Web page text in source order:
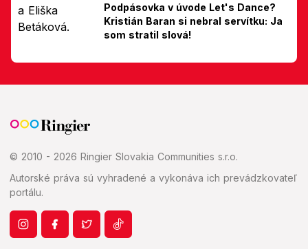
Podpásovka v úvode Let's Dance?
Kristián Baran si nebral servítku: Ja
som stratil slová!
© 2010 - 2026 Ringier Slovakia Communities s.r.o.
Autorské práva sú vyhradené a vykonáva ich prevádzkovateľ
portálu.